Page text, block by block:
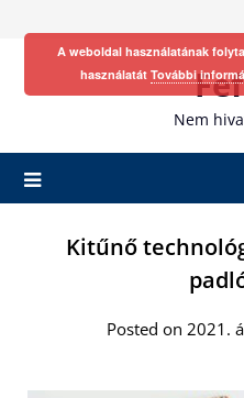
Nem
Kitűnő
Posted on 2021.
A weboldal használatának
használatát További